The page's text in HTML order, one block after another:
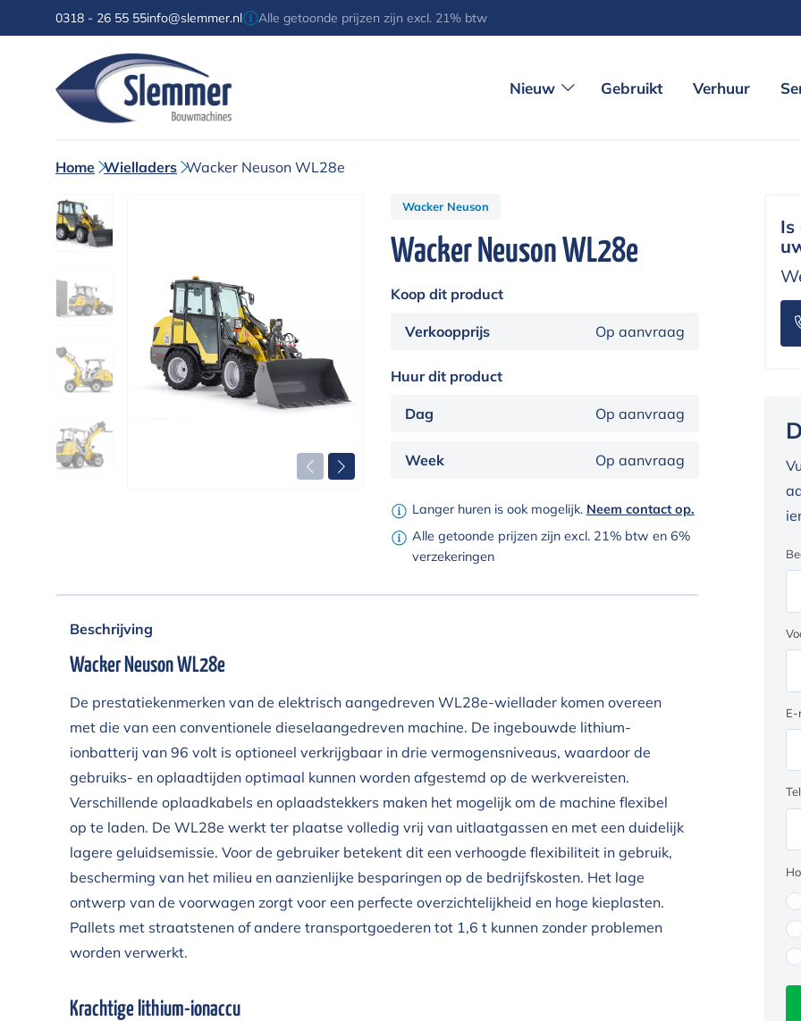
0318 - 26 55 55info@slemmer.nl Alle getoonde prijzen zijn excl. 21% btw
Nieuw Gebruikt Verhuur
Home Wielladers Wacker Neuson WL28e
Wacker Neuson
Wacker Neuson WL28e
Koop dit product
Verkoopprijs Op aanvraag
Huur dit product
Dag Op aanvraag
Week Op aanvraag
Langer huren is ook mogelijk. Neem contact op.
Alle getoonde prijzen zijn excl. 21% btw en 6%
verzekeringen
Beschrijving
Wacker Neuson WL28e
De prestatiekenmerken van de elektrisch aangedreven WL28e-wiellader komen overeen
met die van een conventionele dieselaangedreven machine. De ingebouwde lithium-
ionbatterij van 96 volt is optioneel verkrijgbaar in drie vermogensniveaus, waardoor de
gebruiks- en oplaadtijden optimaal kunnen worden afgestemd op de werkvereisten.
Verschillende oplaadkabels en oplaadstekkers maken het mogelijk om de machine flexibel
op te laden. De WL28e werkt ter plaatse volledig vrij van uitlaatgassen en met een duidelijk
lagere geluidsemissie. Voor de gebruiker betekent dit een verhoogde flexibiliteit in gebruik,
bescherming van het milieu en aanzienlijke besparingen op de bedrijfskosten. Het lage
ontwerp van de voorwagen zorgt voor een perfecte overzichtelijkheid en hoge kieplasten.
Pallets met straatstenen of andere transportgoederen tot 1,6 t kunnen zonder problemen
worden verwerkt.
Krachtige lithium-ionaccu
Is